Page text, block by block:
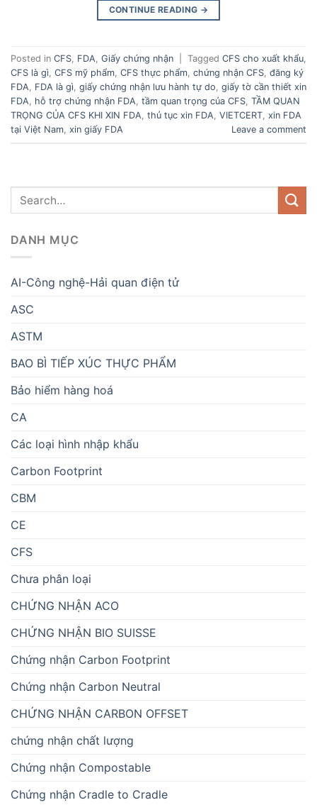
CONTINUE READING →
Posted in CFS FDA Giấy chứng nhận Tagged CFS cho xuất khẩu
CFS là gì CFS mỹ phẩm CFS thực phẩm chứng nhận CFS đăng ký
FDA
FDA là gì giấy chứng nhận lưu hành tự do giấy tờ cần thiết xin
FDA
hỗ trợ chứng nhận FDA tầm quan trọng của CFS TẦM QUAN
TRỌNG CỦA CFS KHI XIN FDA thủ tục xin FDA VIETCERT xin FDA
tại Việt Nam xin giấy FDA Leave a comment
DANH MỤC
AI-Công nghệ-Hải quan điện tử
ASC
ASTM
BAO BÌ TIẾP XÚC THỰC PHẨM
Bảo hiểm hàng hoá
CA
Các loại hình nhập khẩu
Carbon Footprint
CBM
CE
CFS
Chưa phân loại
CHỨNG NHẬN ACO
CHỨNG NHẬN BIO SUISSE
Chứng nhận Carbon Footprint
Chứng nhận Carbon Neutral
CHỨNG NHẬN CARBON OFFSET
chứng nhận chất lượng
Chứng nhận Compostable
Chứng nhận Cradle to Cradle